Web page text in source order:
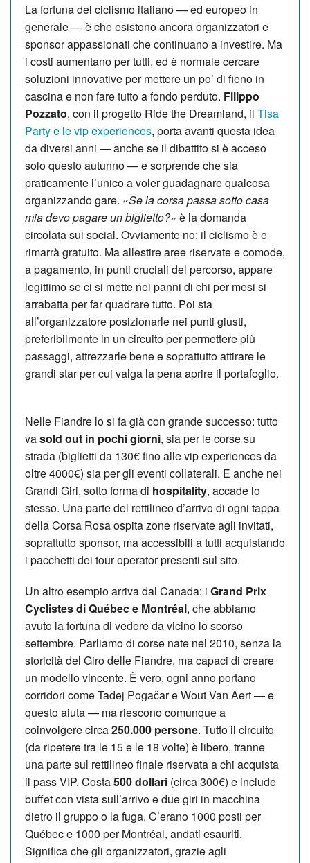
La fortuna del ciclismo italiano — ed europeo in
generale — è che esistono ancora organizzatori e
sponsor appassionati che continuano a investire. Ma
i costi aumentano per tutti, ed è normale cercare
soluzioni innovative per mettere un po’ di fieno in
cascina e non fare tutto a fondo perduto. Filippo
Pozzato, con il progetto Ride the Dreamland, il Tisa
Party e le vip experiences, porta avanti questa idea
da diversi anni — anche se il dibattito si è acceso
solo questo autunno — e sorprende che sia
praticamente l’unico a voler guadagnare qualcosa
organizzando gare. «Se la corsa passa sotto casa
mia devo pagare un biglietto?» è la domanda
circolata sui social. Ovviamente no: il ciclismo è e
rimarrà gratuito. Ma allestire aree riservate e comode,
a pagamento, in punti cruciali del percorso, appare
legittimo se ci si mette nei panni di chi per mesi si
arrabatta per far quadrare tutto. Poi sta
all’organizzatore posizionarle nei punti giusti,
preferibilmente in un circuito per permettere più
passaggi, attrezzarle bene e soprattutto attirare le
grandi star per cui valga la pena aprire il portafoglio.
Nelle Fiandre lo si fa già con grande successo: tutto
vasold out in pochi giorni, sia per le corse su
strada (biglietti da 130€ fino alle vip experiences da
oltre 4000€) sia per gli eventi collaterali. E anche nei
Grandi Giri, sotto forma di hospitality, accade lo
stesso. Una parte del rettilineo d’arrivo di ogni tappa
della Corsa Rosa ospita zone riservate agli invitati,
soprattutto sponsor, ma accessibili a tutti acquistando
i pacchetti dei tour operator presenti sul sito.
Un altro esempio arriva dal Canada: i Grand Prix
Cyclistes di Québec e Montréal, che abbiamo
avuto la fortuna di vedere da vicino lo scorso
settembre. Parliamo di corse nate nel 2010, senza la
storicità del Giro delle Fiandre, ma capaci di creare
un modello vincente. È vero, ogni anno portano
corridori come Tadej Pogačar e Wout Van Aert — e
questo aiuta — ma riescono comunque a
coinvolgere circa250.000 persone. Tutto il circuito
(da ripetere tra le 15 e le 18 volte) è libero, tranne
una parte sul rettilineo finale riservata a chi acquista
il pass VIP. Costa500 dollari (circa 300€) e include
buffet con vista sull’arrivo e due giri in macchina
dietro il gruppo o la fuga. C’erano 1000 posti per
Québec e 1000 per Montréal, andati esauriti.
Significa che gli organizzatori, grazie agli